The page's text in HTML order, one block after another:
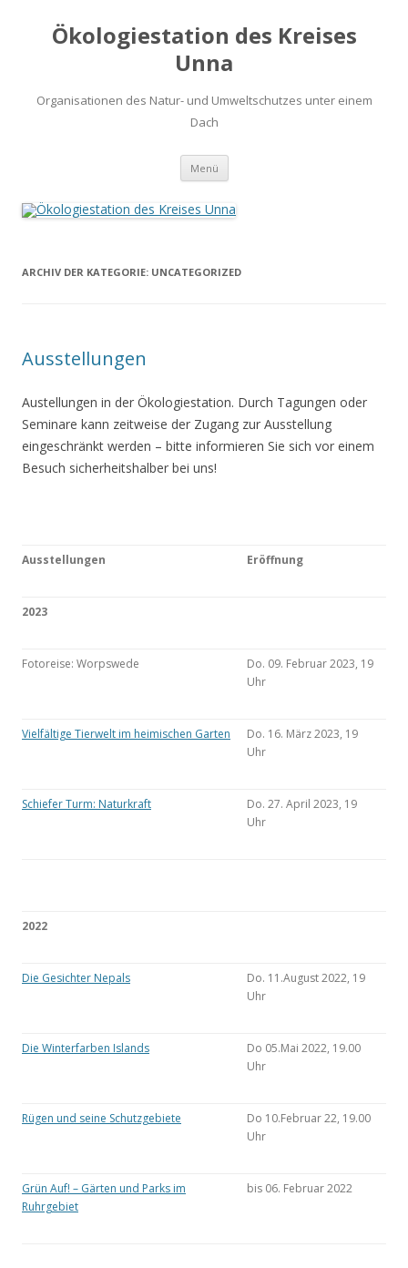
Ökologiestation des Kreises
Unna
Organisationen des Natur- und Umweltschutzes unter einem
Dach
Menü Zum
springen
ARCHIV DER KATEGORIE: UNCATEGORIZED
Ausstellungen
Austellungen in der Ökologiestation. Durch Tagungen oder
Seminare kann zeitweise der Zugang zur Ausstellung
eingeschränkt werden – bitte informieren Sie sich vor einem
Besuch sicherheitshalber bei uns!
Ausstellungen Eröffnung
2023
Fotoreise: Worpswede
Do. 09. Februar 2023, 19
Uhr
Vielfältige Tierwelt im heimischen Garten
Do. 16. März 2023, 19
Uhr
Schiefer Turm: Naturkraft
Do. 27. April 2023, 19
Uhr
2022
Die Gesichter Nepals
Do. 11.August 2022, 19
Uhr
Die Winterfarben Islands
Do 05.Mai 2022, 19.00
Uhr
Rügen und seine Schutzgebiete
Do 10.Februar 22, 19.00
Uhr
Grün Auf! – Gärten und Parks im
Ruhrgebiet
bis 06. Februar 2022